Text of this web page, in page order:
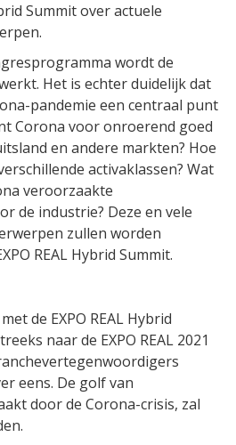
Summit over actuele
wordt de
Het is echter duidelijk dat
pandemie een centraal punt
Corona voor onroerend goed
en andere markten? Hoe
activaklassen? Wat
veroorzaakte
de industrie? Deze en vele
zullen worden
REAL Hybrid Summit.
de EXPO REAL Hybrid
naar de EXPO REAL 2021
eens. De golf van
door de Corona-crisis, zal